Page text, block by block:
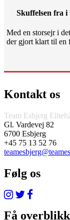
Skuffelsen fra
Med en storsejr i
der gjort klart til en
Kontakt os
Team Esbjerg
Gl. Vardevej 82
6700 Esbjerg
+45 75 13 52 76
Følg os
Få